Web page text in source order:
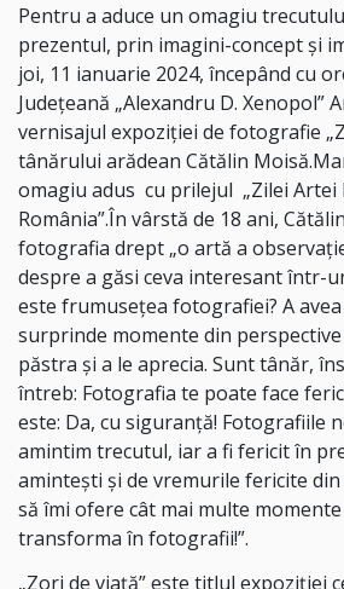
Pentru a aduce un omagiu
prezentul, prin imagini-concept și
joi, 11 ianuarie 2024, începând cu
Județeană „Alexandru D. Xenopol”
vernisajul expoziției de fotografie
tânărului arădean Cătălin
omagiu adus cu prilejul „Zilei Artei
România”.În vârstă de 18 ani,
fotografia drept „o artă a
despre a găsi ceva interesant într-
este frumusețea fotografiei? A
surprinde momente din
păstra și a le aprecia. Sunt tânăr,
întreb: Fotografia te poate face
este: Da, cu siguranță! Fotografiile
amintim trecutul, iar a fi fericit în
amintești și de vremurile fericite din
să îmi ofere cât mai multe
transforma în fotografii!”.
„Zori de viață” este titlul expoziției